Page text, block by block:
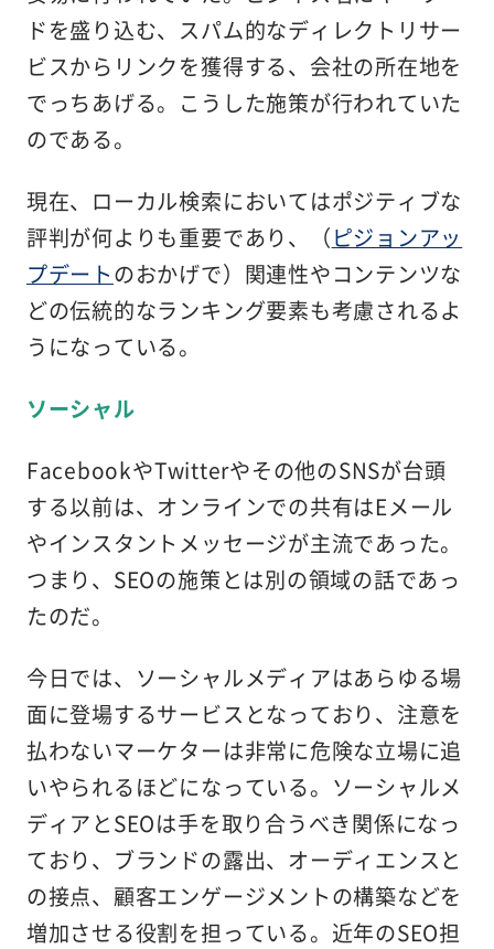
ドを盛り込む、スパム的なディレクトリサー
ビスからリンクを獲得する、会社の所在地を
でっちあげる。こうした施策が行われていた
のである。
現在、ローカル検索においてはポジティブな
評判が何よりも重要であり、（ピジョンアッ
プデートのおかげで）関連性やコンテンツな
どの伝統的なランキング要素も考慮されるよ
うになっている。
ソーシャル
FacebookやTwitterやその他のSNSが台頭
する以前は、オンラインでの共有はEメール
やインスタントメッセージが主流であった。
つまり、SEOの施策とは別の領域の話であっ
たのだ。
今日では、ソーシャルメディアはあらゆる場
面に登場するサービスとなっており、注意を
払わないマーケターは非常に危険な立場に追
いやられるほどになっている。ソーシャルメ
ディアとSEOは手を取り合うべき関係になっ
ており、ブランドの露出、オーディエンスと
の接点、顧客エンゲージメントの構築などを
増加させる役割を担っている。近年のSEO担